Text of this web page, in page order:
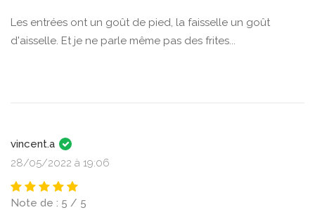
Les entrées ont un goût de pied, la faisselle un goût
d'aisselle. Et je ne parle même pas des frites...
vincent.a
28/05/2022 à 19:06
Note de : 5 / 5